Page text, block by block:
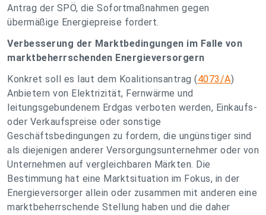
Antrag der SPÖ, die Sofortmaßnahmen gegen
übermäßige Energiepreise fordert.
Verbesserung der Marktbedingungen im Falle von
marktbeherrschenden Energieversorgern
Konkret soll es laut dem Koalitionsantrag (4073/A)
Anbietern von Elektrizität, Fernwärme und
leitungsgebundenem Erdgas verboten werden, Einkaufs-
oder Verkaufspreise oder sonstige
Geschäftsbedingungen zu fordern, die ungünstiger sind
als diejenigen anderer Versorgungsunternehmer oder von
Unternehmen auf vergleichbaren Märkten. Die
Bestimmung hat eine Marktsituation im Fokus, in der
Energieversorger allein oder zusammen mit anderen eine
marktbeherrschende Stellung haben und die daher